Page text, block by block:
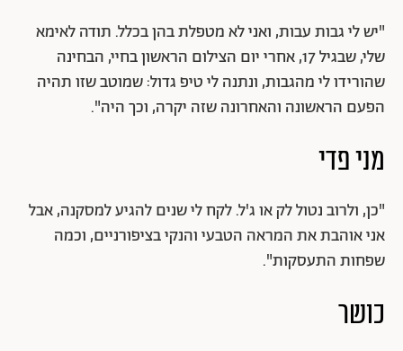
"יש לי גבות עבות, ואני לא מטפלת בהן בכלל. תודה לאימא
שלי, שבגיל 17, אחרי יום הצילום הראשון בחיי, הבחינה
שהורידו לי מהגבות, ונתנה לי טיפ גדול: שמוטב שזו תהיה
הפעם הראשונה והאחרונה שזה יקרה, וכך היה".
מני פדי
"כן, ולרוב נטול לק או ג'ל. לקח לי שנים להגיע למסקנה, אבל
אני אוהבת את המראה הטבעי והנקי בציפורניים, וכמה
שפחות התעסקות".
כושר